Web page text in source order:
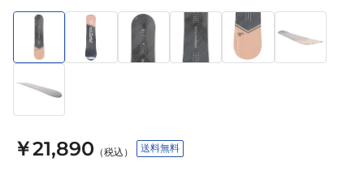
￥21,890 （税込） 送料無料